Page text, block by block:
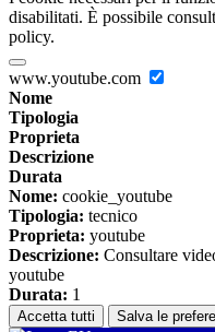
disabilitati. È possibile
policy.
www.youtube.com
Nome
Tipologia
Proprieta
Descrizione
Durata
Nome: cookie_youtube
Tipologia: tecnico
Proprieta: youtube
Descrizione: Consultare
youtube
Durata: 1
Accetta tutti Salva le